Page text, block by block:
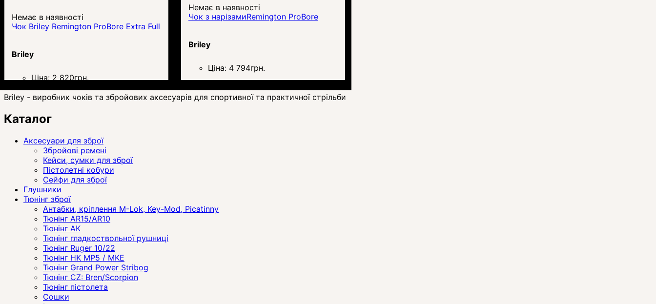
Немає в наявності
Чок Briley Remington ProBore Extra Full
Briley
Ціна: 2 820грн.
Немає в наявності
Чок з нарізамиRemington ProBore
Briley
Ціна: 4 794грн.
Briley - виробник чоків та збройових аксесуарів для спортивної та практичної стрільби
Каталог
Аксесуари для зброї
Збройові ремені
Кейси, сумки для зброї
Пістолетні кобури
Сейфи для зброї
Глушники
Тюнінг зброї
Антабки, кріплення M-Lok, Key-Mod, Picatinny
Тюнінг AR15/AR10
Тюнінг АК
Тюнінг гладкоствольної рушниці
Тюнінг Ruger 10/22
Тюнінг HK MP5 / MKE
Тюнінг Grand Power Stribog
Тюнінг CZ: Bren/Scorpion
Тюнінг пістолета
Сошки